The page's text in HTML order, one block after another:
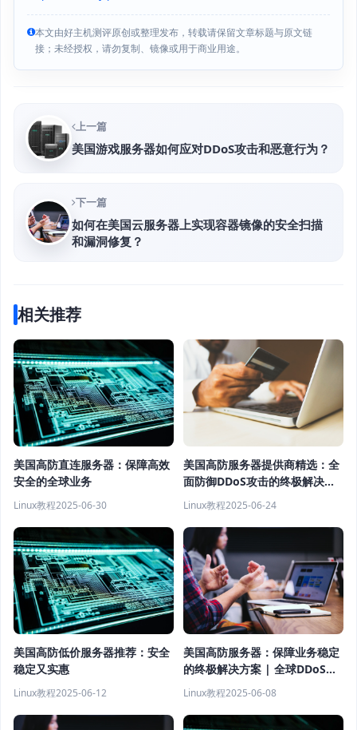
本文由好主机测评原创或整理发布，转载请保留文章标题与原文链
接；未经授权，请勿复制、镜像或用于商业用途。
上一篇
美国游戏服务器如何应对DDoS攻击和恶意行为？
下一篇
如何在美国云服务器上实现容器镜像的安全扫描
和漏洞修复？
相关推荐
美国高防直连服务器：保障高效
安全的全球业务
Linux教程2025-06-30
美国高防服务器提供商精选：全
面防御DDoS攻击的终极解决方
案
Linux教程2025-06-24
美国高防低价服务器推荐：安全
稳定又实惠
Linux教程2025-06-12
美国高防服务器：保障业务稳定
的终极解决方案 | 全球DDoS防
护解析
Linux教程2025-06-08